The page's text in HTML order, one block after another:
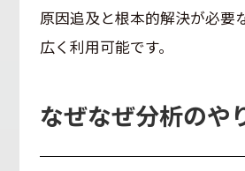
原因追及と根本的解決が必要
広く利用可能です。
なぜなぜ分析のや